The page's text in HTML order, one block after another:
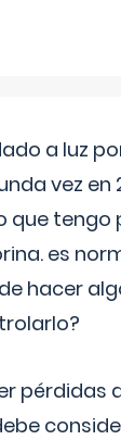
a luz
vez en
que tengo
es
hacer
pérdidas